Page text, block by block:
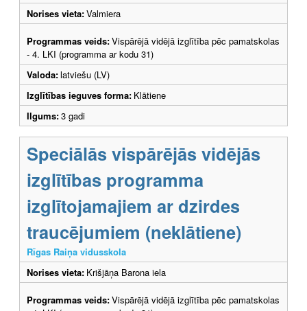
Norises vieta:Valmiera
Programmas veids:Vispārējā vidējā izglītība pēc pamatskolas
- 4. LKI (programma ar kodu 31)
Valoda:latviešu (LV)
Izglītības ieguves forma: Klātiene
Ilgums:3 gadi
Speciālās vispārējās vidējās
izglītības programma
izglītojamajiem ar dzirdes
traucējumiem (neklātiene)
Rīgas Raiņa vidusskola
Norises vieta: Krišjāņa Barona iela
Programmas veids:Vispārējā vidējā izglītība pēc pamatskolas